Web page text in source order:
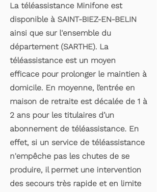
La téléassistance Minifone est
disponible à SAINT-BIEZ-EN-BELIN
ainsi que sur l'ensemble du
département (SARTHE). La
téléassistance est un moyen
efficace pour prolonger le maintien à
domicile. En moyenne, l’entrée en
maison de retraite est décalée de 1 à
2 ans pour les titulaires d’un
abonnement de téléassistance. En
effet, si un service de téléassistance
n'empêche pas les chutes de se
produire, il permet une intervention
des secours très rapide et en limite